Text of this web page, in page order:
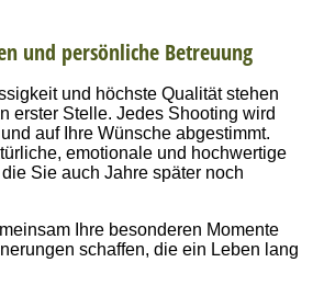
und persönliche Betreuung
und höchste Qualität stehen
erster Stelle. Jedes Shooting wird
auf Ihre Wünsche abgestimmt.
emotionale und hochwertige
Sie auch Jahre später noch
Ihre besonderen Momente
schaffen, die ein Leben lang